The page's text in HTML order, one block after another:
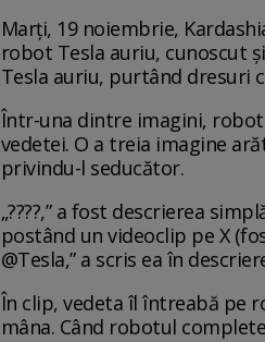
Marți, 19 noiembrie,
robot Tesla auriu, cunoscut
Tesla auriu, purtând dresuri
Într-una dintre imagini,
vedetei. O a treia imagine
privindu-l seducător.
„????,” a fost descrierea
postând un videoclip pe X
@Tesla,” a scris ea în
În clip, vedeta îl întreabă pe
mâna. Când robotul